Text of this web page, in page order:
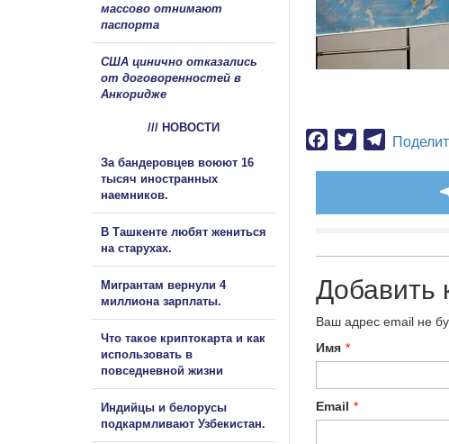
Facebook
TwitterTelegram
Добавить
Ваш адрес email не
Имя *
Email *
массово отнимают
паспорта
США цинично отказались
от договоренностей в
Анкоридже
/// НОВОСТИ
За бандеровцев воюют 16
тысяч иностранных
наемников.
В Ташкенте любят жениться
на старухах.
Мигрантам вернули 4
миллиона зарплаты.
Что такое криптокарта и как
использовать в
повседневной жизни
Индийцы и белорусы
подкармливают Узбекистан.